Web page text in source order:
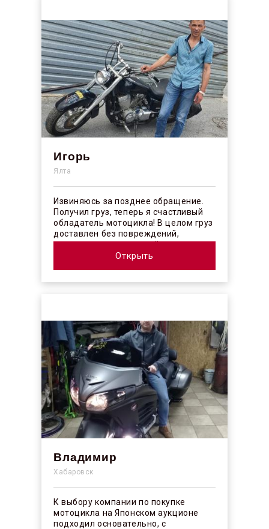
Игорь
Ялта
Извиняюсь за позднее обращение.
Получил груз, теперь я счастливый
обладатель мотоцикла! В целом груз
доставлен без повреждений,
огорчило отсутствие плёночного
Открыть
Владимир
Хабаровск
К выбору компании по покупке
мотоцикла на Японском аукционе
подходил основательно, с